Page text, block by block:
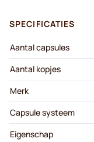
SPECIFICATIES
Aantal capsules
Aantal kopjes
Merk
Capsule systeem
Eigenschap